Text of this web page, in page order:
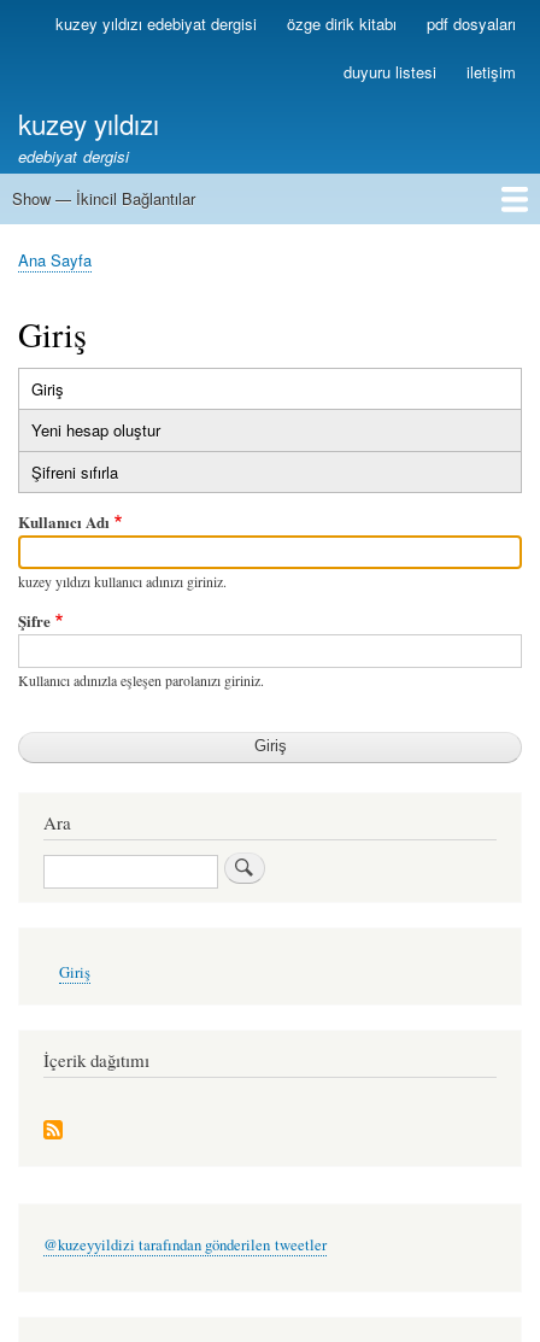
Ana
içeriğe
Birincilkuzey yıldızı edebiyat dergisi özge dirik kitabı pdf dosyaları
duyuru listesi iletişim
kuzey yıldızı
edebiyat dergisi
İkincil
Show — İkincil Bağlantılar
1
2
3
4
5
6
7
8
9
10
11
12
13
Sayfa
Ana Sayfa
Giriş
Birincil
sekmeler
Giriş
sekme)
Yeni hesap oluştur
Şifreni sıfırla
Kullanıcı Adı
kuzey yıldızı kullanıcı adınızı giriniz.
Şifre
Kullanıcı adınızla eşleşen parolanızı giriniz.
Ara
Ara
account
Giriş
İçerik dağıtımı
@kuzeyyildizi tarafından gönderilen tweetler